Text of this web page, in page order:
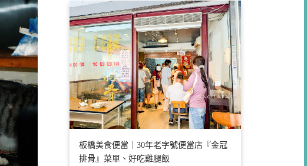
板橋美食便當｜30年老字號便當店『金冠
排骨』菜單、好吃雞腿飯